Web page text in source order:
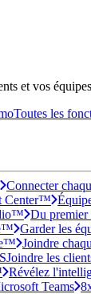
et vos
Toutes les
Connecter
Center™
Du premier
Garder les
Joindre
Joindre les
Révélez
Teams